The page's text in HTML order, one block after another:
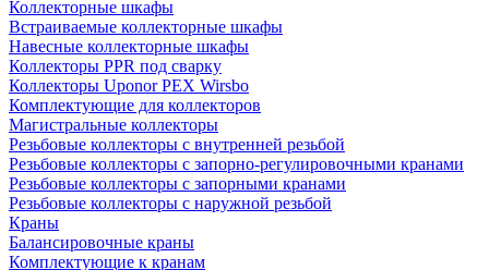
Коллекторные шкафы
Встраиваемые коллекторные шкафы
Навесные коллекторные шкафы
Коллекторы PPR под сварку
Коллекторы Uponor PEX Wirsbo
Комплектующие для коллекторов
Магистральные коллекторы
Резьбовые коллекторы с внутренней резьбой
Резьбовые коллекторы с запорно-регулировочными кранами
Резьбовые коллекторы с запорными кранами
Резьбовые коллекторы с наружной резьбой
Краны
Балансировочные краны
Комплектующие к кранам